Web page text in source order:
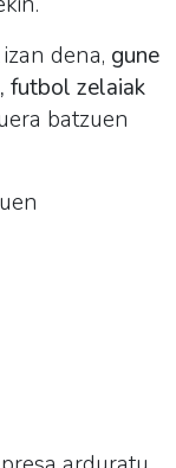
dena, gune
futbol zelaiak
batzuen